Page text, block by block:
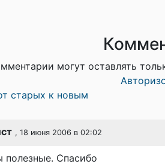
могут оставлять
старых к новым
, 18 июня 2006 в 02:02
полезные. Спасибо